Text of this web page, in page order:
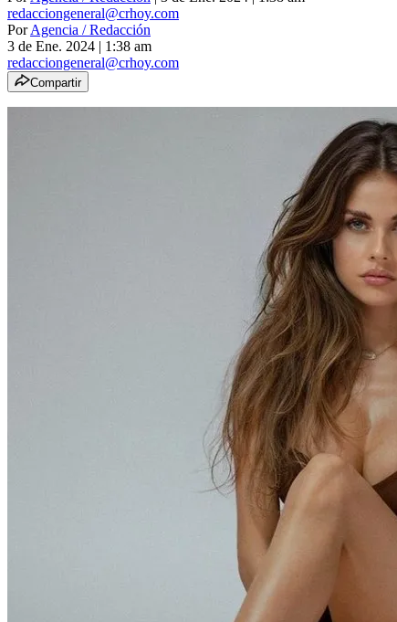
redacciongeneral@crhoy.com
PorAgencia / Redacción
3 de Ene. 2024 | 1:38 am
redacciongeneral@crhoy.com
Compartir